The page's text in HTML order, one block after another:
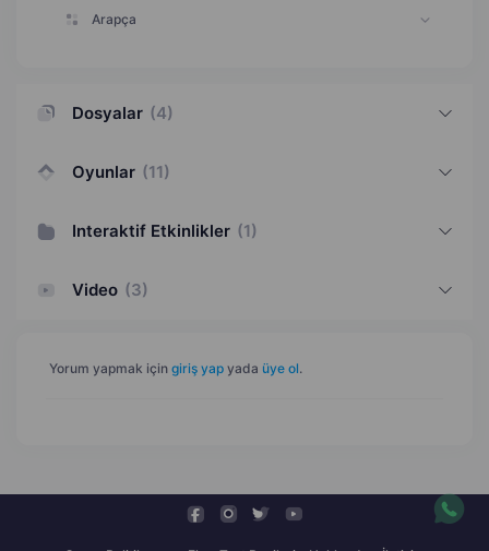
Arapça
Dosyalar (4)
Oyunlar (11)
Interaktif Etkinlikler (1)
Video (3)
Yorum yapmak için giriş yap yada üye ol.